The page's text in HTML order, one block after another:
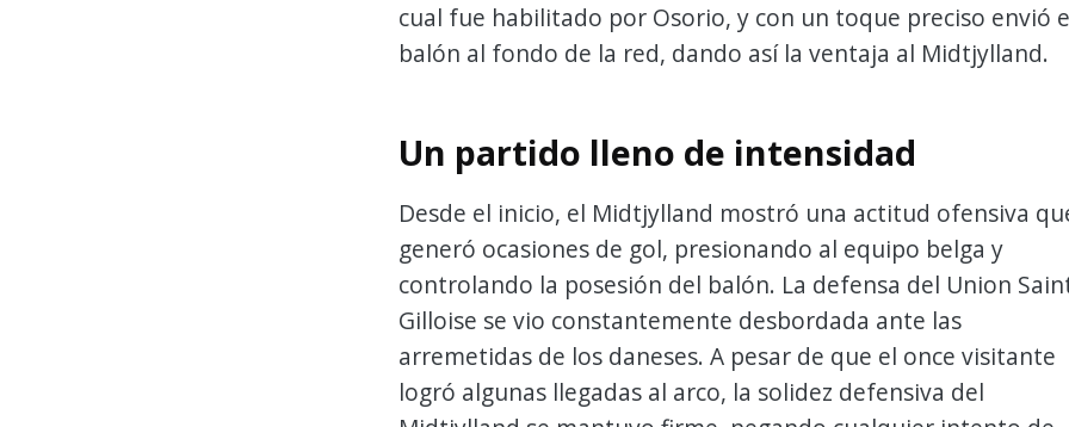
cual fue habilitado por Osorio, y con un toque preciso envió
balón al fondo de la red, dando así la ventaja al Midtjylland.
Un partido lleno de intensidad
Desde el inicio, el Midtjylland mostró una actitud ofensiva
generó ocasiones de gol, presionando al equipo belga y
controlando la posesión del balón. La defensa del Union
Gilloise se vio constantemente desbordada ante las
arremetidas de los daneses. A pesar de que el once visitante
logró algunas llegadas al arco, la solidez defensiva del